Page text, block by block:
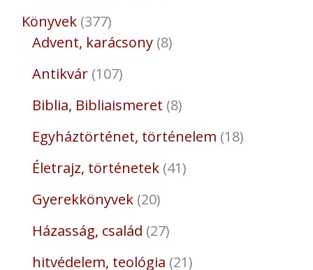
Könyvek 377
Advent, karácsony 8
Antikvár 107
Biblia, Bibliaismeret 8
Egyháztörténet, történelem 18
Életrajz, történetek 41
Gyerekkönyvek 20
Házasság, család 27
hitvédelem, teológia 21